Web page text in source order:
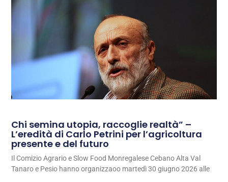
Chi semina utopia, raccoglie realtà” –
L’eredità di Carlo Petrini per l’agricoltura
presente e del futuro
Il Comizio Agrario e Slow Food Monregalese Cebano Alta Val
Tanaro e Pesio hanno organizzaoo martedì 30 giugno 2026 alle